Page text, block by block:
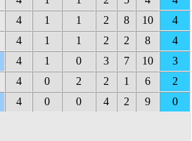
4 1 1 2 8 10
4
4 1 1 2 2 8
4
4 1 0 3 7 10
3
4 0 2 2 1 6
2
4 0 0 4 2 9 0